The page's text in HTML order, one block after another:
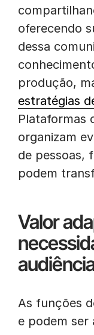
oferecendo
dessa
produção,
estratégias
Plataformas
organizam
de pessoas,
podem
Valor
As funções
e podem ser